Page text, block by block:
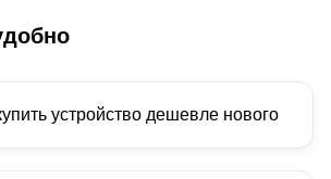
устройство дешевле нового